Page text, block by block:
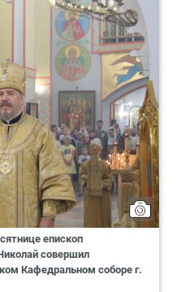
епископ
совершил
Кафедральном соборе г.